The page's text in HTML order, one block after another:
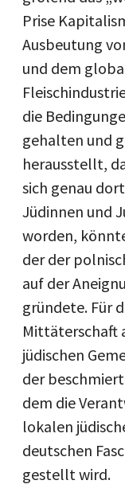
Prise
Ausbeutung
und dem
die
gehalten und
herausstellt,
sich genau
Jüdinnen und
worden,
der der
auf der
gründete. Für
Mittäterschaft
jüdischen
der
dem die
lokalen
deutschen
gestellt wird.